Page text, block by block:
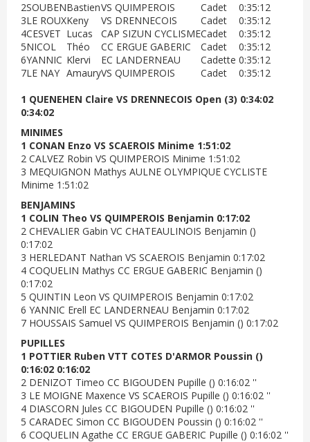
2SOUBENBastienVS QUIMPEROIS Cadet 0:35:12
3LE ROUXKeny VS DRENNECOIS Cadet 0:35:12
4CESVET Lucas CAP SIZUN CYCLISMECadet 0:35:12
5NICOL Théo CC ERGUE GABERIC Cadet 0:35:12
6YANNIC Klervi EC LANDERNEAU Cadette 0:35:12
7LE NAY AmauryVS QUIMPEROIS Cadet 0:35:12
1 QUENEHEN Claire VS DRENNECOIS Open (3) 0:34:02
0:34:02
MINIMES
1 CONAN Enzo VS SCAEROIS Minime 1:51:02
2 CALVEZ Robin VS QUIMPEROIS Minime 1:51:02
3 MEQUIGNON Mathys AULNE OLYMPIQUE CYCLISTE
Minime 1:51:02
BENJAMINS
1 COLIN Theo VS QUIMPEROIS Benjamin 0:17:02
2 CHEVALIER Gabin VC CHATEAULINOIS Benjamin ()
0:17:02
3 HERLEDANT Nathan VS SCAEROIS Benjamin 0:17:02
4 COQUELIN Mathys CC ERGUE GABERIC Benjamin ()
0:17:02
5 QUINTIN Leon VS QUIMPEROIS Benjamin 0:17:02
6 YANNIC Erell EC LANDERNEAU Benjamin 0:17:02
7 HOUSSAIS Samuel VS QUIMPEROIS Benjamin () 0:17:02
PUPILLES
1 POTTIER Ruben VTT COTES D'ARMOR Poussin ()
0:16:02 0:16:02
2 DENIZOT Timeo CC BIGOUDEN Pupille () 0:16:02 ''
3 LE MOIGNE Maxence VS SCAEROIS Pupille () 0:16:02 ''
4 DIASCORN Jules CC BIGOUDEN Pupille () 0:16:02 ''
5 CARADEC Simon CC BIGOUDEN Poussin () 0:16:02 ''
6 COQUELIN Agathe CC ERGUE GABERIC Pupille () 0:16:02 ''